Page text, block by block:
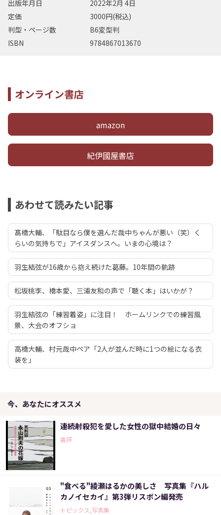
出版年月日
2022年2月 4日
定価
3000円(税込)
判型・ページ数
B6変型判
ISBN
9784867013670
オンライン書店
amazon
紀伊國屋書店
あわせて読みたい記事
髙橋大輔、「駄目なら僕を選んだ哉中ちゃんが悪い（笑）く
らいの気持ちで」アイスダンスへ。いまの心境は？
羽生結弦が16歳から抱え続けた葛藤。10年間の軌跡
松坂桃李、橋本愛、三浦友和の声で「聴く本」はいかが？
羽生結弦の「練習着姿」に注目！ ホームリンクでの練習風
景、大会のオフショ
高橋大輔、村元哉中ペア「2人が並んだ時に1つの絵になる衣
装を」
今、あなたにオススメ
連続射殺犯を愛した女性の獄中結婚の日々
書評
"食べる"綾瀬はるかの美しさ 写真集『ハル
カノイセカイ』第3弾リスボン編発売
トピックス,写真集